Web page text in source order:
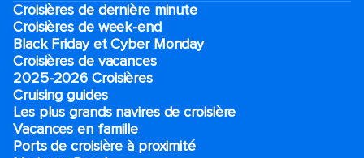
Croisières de dernière minute
Croisières de week-end
Black Friday et Cyber Monday
Croisières de vacances
2025-2026 Croisières
Cruising guides
Les plus grands navires de croisière
Vacances en famille
Ports de croisière à proximité